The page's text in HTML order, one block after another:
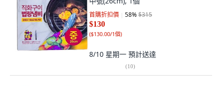
首購折扣價 58%$315
$130
($130.00/1個)
8/10 星期一 預計送達
(10)